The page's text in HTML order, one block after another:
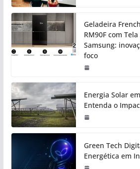
Geladeira
RM90F com
Samsung:
foco
Energia Solar
Entenda o
Green Tech
Energética em